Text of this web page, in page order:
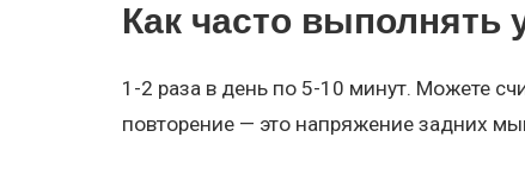
Как часто выполнять
1-2 раза в день по 5-10 минут. Можете
повторение — это напряжение задних